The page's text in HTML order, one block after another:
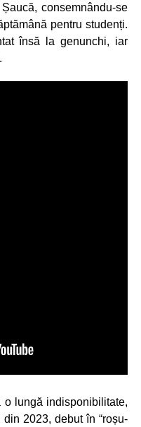
consemnându-se
pentru studenți.
însă la genunchi, iar
lungă indisponibilitate,
2023, debut în “roșu-